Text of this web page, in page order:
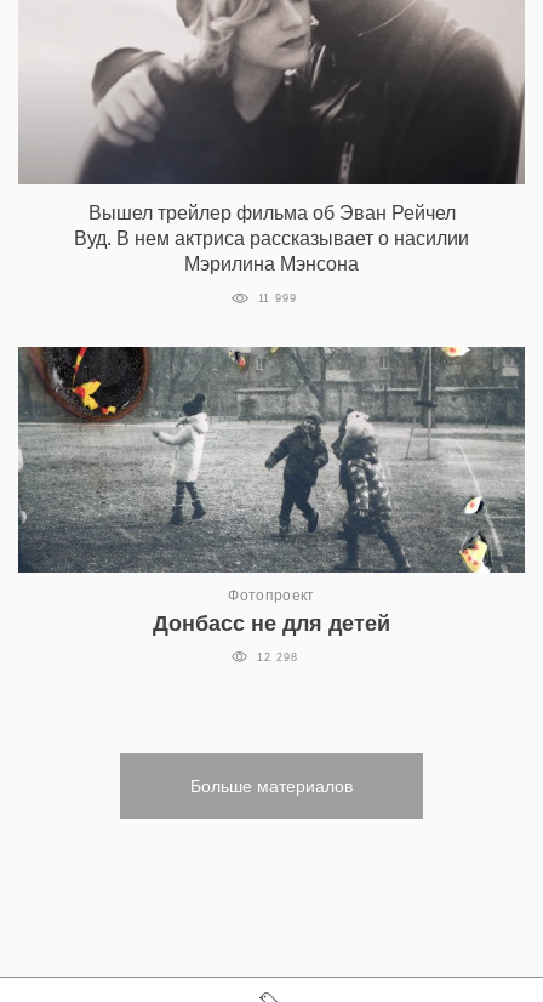
Вышел трейлер фильма об Эван Рейчел
Вуд. В нем актриса рассказывает о насилии
Мэрилина Мэнсона
11 999
Фотопроект
Донбасс не для детей
12 298
Больше материалов